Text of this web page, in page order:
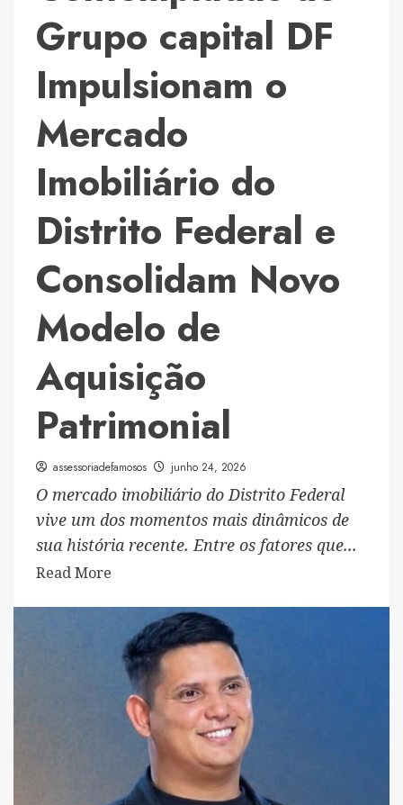
Grupo capital DF
Impulsionam o
Mercado
Imobiliário do
Distrito Federal e
Consolidam Novo
Modelo de
Aquisição
Patrimonial
assessoriadefamosos junho 24, 2026
O mercado imobiliário do Distrito Federal
vive um dos momentos mais dinâmicos de
sua história recente. Entre os fatores que...
Read More
Cartas
Contempladas
Grupo
capital
Impulsionam
o